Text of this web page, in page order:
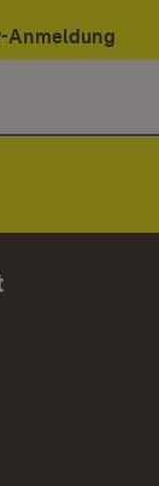
Anmeldung